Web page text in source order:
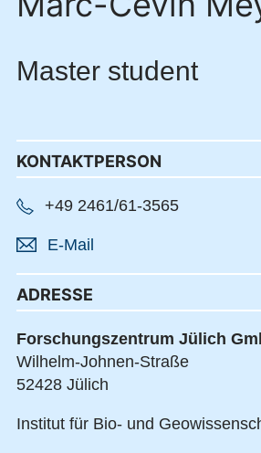
Master student
KONTAKTPERSON
+49 2461/61-3565
E-Mail
ADRESSE
Forschungszentrum Jülich
Wilhelm-Johnen-Straße
52428 Jülich
Institut für Bio- und